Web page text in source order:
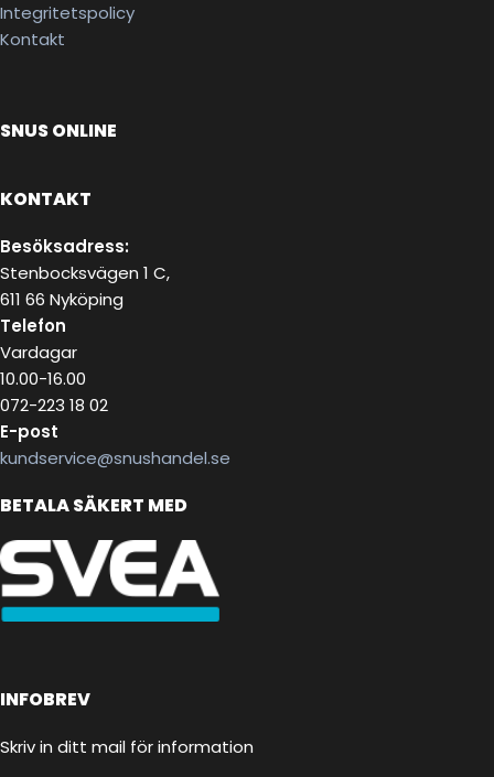
Integritetspolicy
Kontakt
SNUS ONLINE
KONTAKT
Besöksadress:
Stenbocksvägen 1 C,
611 66 Nyköping
Telefon
Vardagar
10.00-16.00
072-223 18 02
E-post
kundservice@snushandel.se
BETALA SÄKERT MED
INFOBREV
Skriv in ditt mail för information